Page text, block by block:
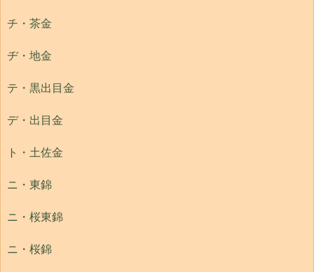
チ・茶金
ヂ・地金
テ・黒出目金
デ・出目金
ト・土佐金
ニ・東錦
ニ・桜東錦
ニ・桜錦